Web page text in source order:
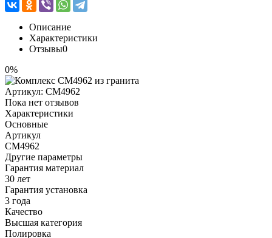
Описание
Характеристики
Отзывы0
0%
Артикул: CM4962
Пока нет отзывов
Характеристики
Основные
Артикул
CM4962
Другие параметры
Гарантия материал
30 лет
Гарантия установка
3 года
Качество
Высшая категория
Полировка